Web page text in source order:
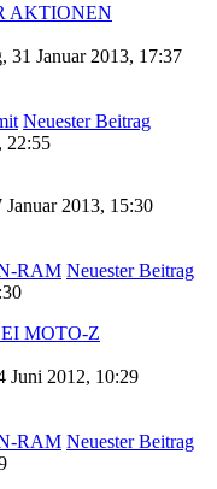
AKTIONEN
31 Januar 2013, 17:37
Neuester Beitrag
22:55
Januar 2013, 15:30
RAM Neuester Beitrag
MOTO-Z
Juni 2012, 10:29
RAM Neuester Beitrag